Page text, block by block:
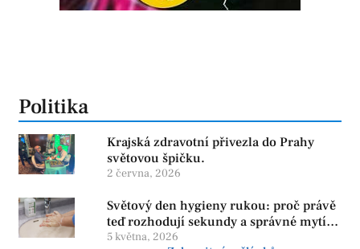
Politika
Krajská zdravotní přivezla do Prahy
světovou špičku.
2 června, 2026
Světový den hygieny rukou: proč právě
teď rozhodují sekundy a správné mytí
rukou
5 května, 2026